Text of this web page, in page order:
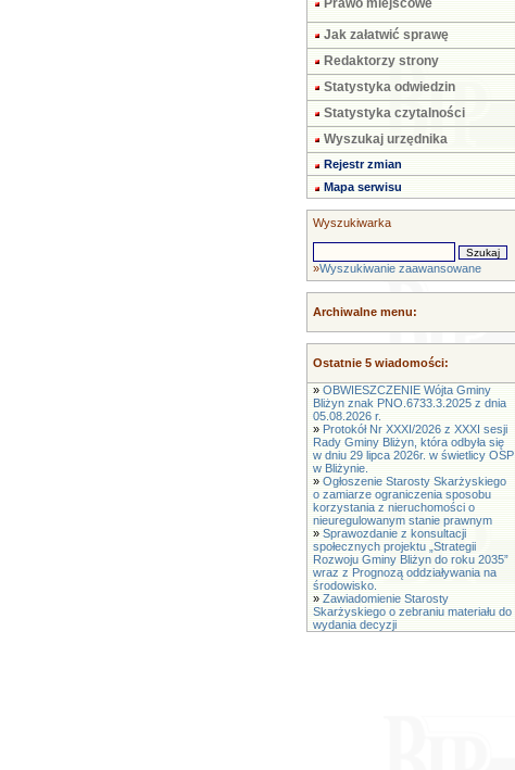
Prawo miejscowe
Jak załatwić sprawę
Redaktorzy strony
Statystyka odwiedzin
Statystyka czytalności
Wyszukaj urzędnika
Rejestr zmian
Mapa serwisu
Wyszukiwarka
»Wyszukiwanie zaawansowane
Archiwalne menu:
Ostatnie 5 wiadomości:
» OBWIESZCZENIE Wójta Gminy
Bliżyn znak PNO.6733.3.2025 z dnia
05.08.2026 r.
» Protokół Nr XXXI/2026 z XXXI sesji
Rady Gminy Bliżyn, która odbyła się
w dniu 29 lipca 2026r. w świetlicy OSP
w Bliżynie.
» Ogłoszenie Starosty Skarżyskiego
o zamiarze ograniczenia sposobu
korzystania z nieruchomości o
nieuregulowanym stanie prawnym
» Sprawozdanie z konsultacji
społecznych projektu „Strategii
Rozwoju Gminy Bliżyn do roku 2035”
wraz z Prognozą oddziaływania na
środowisko.
» Zawiadomienie Starosty
Skarżyskiego o zebraniu materiału do
wydania decyzji